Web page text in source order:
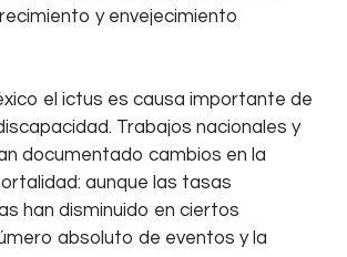
y envejecimiento
el ictus es causa importante de
Trabajos nacionales y
documentado cambios en la
aunque las tasas
han disminuido en ciertos
absoluto de eventos y la